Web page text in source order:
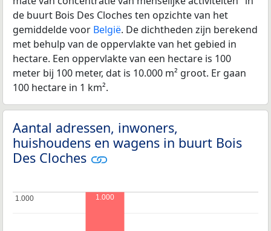
de buurt Bois Des Cloches ten opzichte van het
gemiddelde voor België. De dichtheden zijn berekend
met behulp van de oppervlakte van het gebied in
hectare. Een oppervlakte van een hectare is 100
meter bij 100 meter, dat is 10.000 m² groot. Er gaan
100 hectare in 1 km².
Aantal adressen, inwoners,
huishoudens en wagens in buurt Bois
Des Cloches
1.000
1.000 1.000